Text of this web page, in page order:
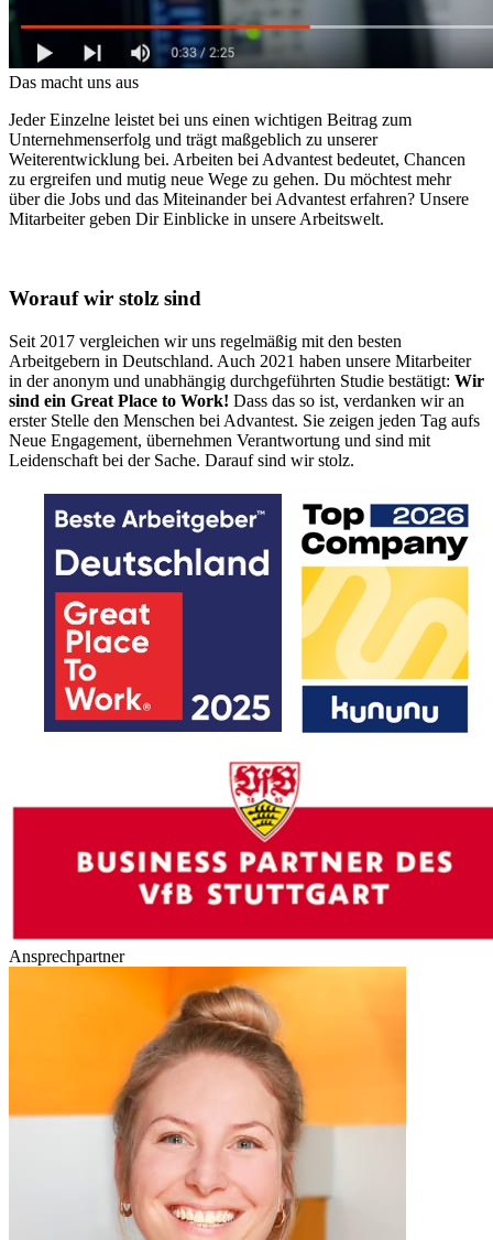
Das macht uns aus
Jeder Einzelne leistet bei uns einen wichtigen Beitrag zum
Unternehmenserfolg und trägt maßgeblich zu unserer
Weiterentwicklung bei. Arbeiten bei Advantest bedeutet, Chancen
zu ergreifen und mutig neue Wege zu gehen. Du möchtest mehr
über die Jobs und das Miteinander bei Advantest erfahren? Unsere
Mitarbeiter geben Dir Einblicke in unsere Arbeitswelt.
Worauf wir stolz sind
Seit 2017 vergleichen wir uns regelmäßig mit den besten
Arbeitgebern in Deutschland. Auch 2021 haben unsere Mitarbeiter
in der anonym und unabhängig durchgeführten Studie bestätigt: Wir
sind ein Great Place to Work! Dass das so ist, verdanken wir an
erster Stelle den Menschen bei Advantest. Sie zeigen jeden Tag aufs
Neue Engagement, übernehmen Verantwortung und sind mit
Leidenschaft bei der Sache. Darauf sind wir stolz.
Ansprechpartner